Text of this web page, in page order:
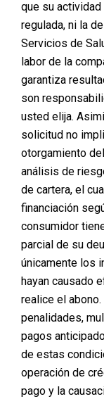
Para realizar
necesario
con los
necesidades y
zona muy
mayor
realizado este
¿CÓMO SE
1. Extracción
asepsia del
2. Anestesia:
Se aplica
occipital).
3. Segunda
Se realiza con
que su actividad
regulada, ni la
Servicios de
labor de la
garantiza
son
usted elija.
solicitud no
otorgamiento
análisis de
de cartera, el
financiación
consumidor
parcial de su
únicamente los
hayan causado
realice el
penalidades,
pagos
de estas
operación de
pago y la